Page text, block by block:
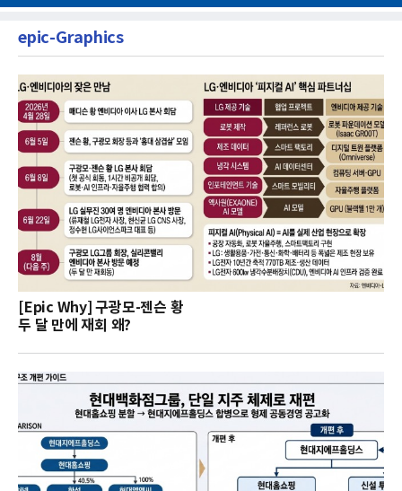
epic-Graphics
[Epic Why] 구광모-젠슨 황
두 달 만에 재회 왜?